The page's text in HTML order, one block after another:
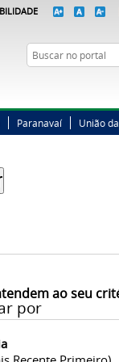
Busca
Paranavaí União
ao seu
por